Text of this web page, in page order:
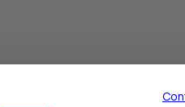
j'ai gagné 60 euros. Du